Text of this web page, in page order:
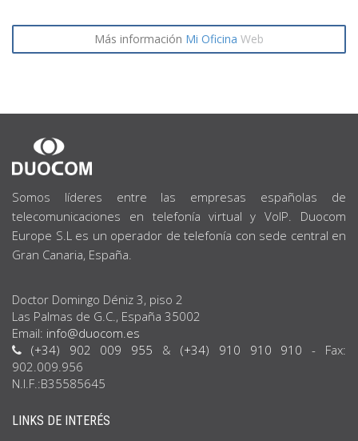
Más información Mi Oficina Web
SOBRE
NOSOTROS
Somos líderes entre las empresas españolas de
telecomunicaciones en telefonía virtual y VoIP. Duocom
Europe S.L es un operador de telefonía con sede central en
Gran Canaria, España.
Doctor Domingo Déniz 3, piso 2
Las Palmas de G.C., España 35002
Email: info@duocom.es
(+34) 902 009 955 & (+34) 910 910 910 - Fax:
902.009.956
N.I.F.:B35585645
LINKS DE INTERÉS